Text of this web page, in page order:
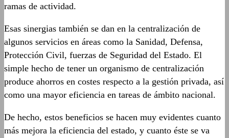
ramas de actividad.
Esas sinergias también se dan en la centralización de
algunos servicios en áreas como la Sanidad, Defensa,
Protección Civil, fuerzas de Seguridad del Estado. El
simple hecho de tener un organismo de centralización
produce ahorros en costes respecto a la gestión privada, así
como una mayor eficiencia en tareas de ámbito nacional.
De hecho, estos beneficios se hacen muy evidentes cuanto
más mejora la eficiencia del estado, y cuanto éste se va